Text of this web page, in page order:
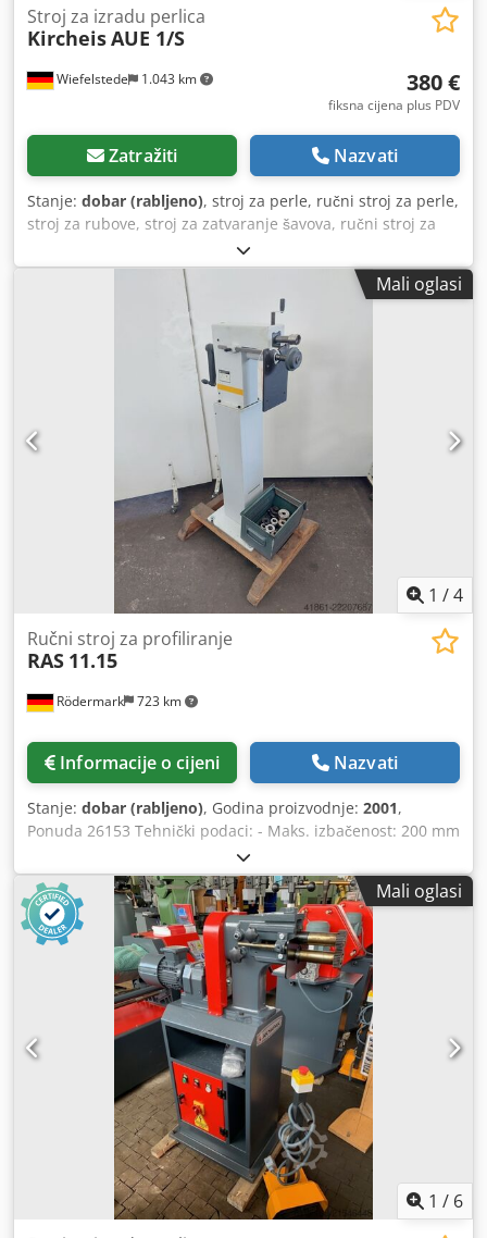
Wiefelstede 1.043 km
Stroj za izradu perlica
KircheisAUE 1/S
380 €
fiksna cijena plus PDV
Zatražiti Nazvati
Stanje: dobar (rabljeno), stroj za perle, ručni stroj za perle,
stroj za rubove, stroj za zatvaranje šavova, ručni stroj za
perle -maks. Kapacitet lista: 1,0 mm -Izbočina: 200 mm
Dcedpfx Aocmtntoc Nok -Držač alata: Ø 24 mm -Zaustavna
ploča: podesiva -Dimenzije: 750/700/H1500 mm -Težina:
Mali oglasi
1 /4
Rödermark 723 km
Ručni stroj za profiliranje
RAS 11.15
Informacije o cijeni Nazvati
Stanje: dobar (rabljeno), Godina proizvodnje: 2001,
Ponuda 26153 Tehnički podaci: - Maks. izbačenost: 200 mm
- Razmak između valjaka: 50 mm - Maks. debljina
materijala pri čvrstoći od 40 kg/mm²: 1,25 mm Dedszg
Dhispfx Ac Nock - Potreban prostor cca: Š 300 x V 1150 x D
500 mm - Težina cca: 25 kg - Razne profilne valjke
Mali oglasi
1 / 6